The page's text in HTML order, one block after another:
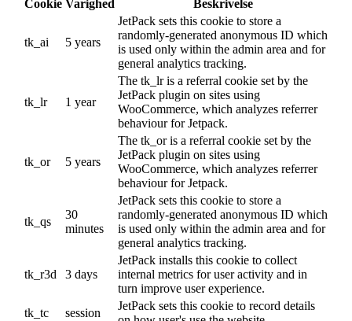
Cookie Varighed Beskrivelse
tk_ai 5 years
JetPack sets this cookie to store a
randomly-generated anonymous ID which
is used only within the admin area and for
general analytics tracking.
tk_lr 1 year
The tk_lr is a referral cookie set by the
JetPack plugin on sites using
WooCommerce, which analyzes referrer
behaviour for Jetpack.
tk_or 5 years
The tk_or is a referral cookie set by the
JetPack plugin on sites using
WooCommerce, which analyzes referrer
behaviour for Jetpack.
tk_qs
30
minutes
JetPack sets this cookie to store a
randomly-generated anonymous ID which
is used only within the admin area and for
general analytics tracking.
tk_r3d 3 days
JetPack installs this cookie to collect
internal metrics for user activity and in
turn improve user experience.
tk_tc
session
JetPack sets this cookie to record details